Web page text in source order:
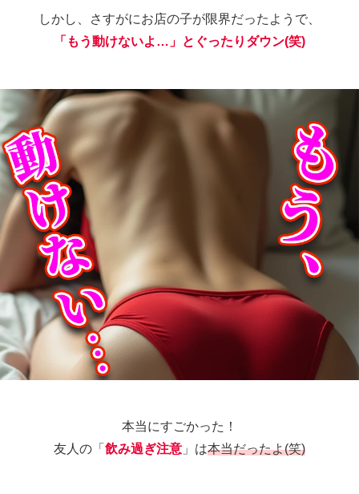
しかし、さすがにお店の子が限界だったようで、
「もう動けないよ…」とぐったりダウン(笑)
本当にすごかった！
友人の「 飲み過ぎ注意 」は本当だったよ(笑)